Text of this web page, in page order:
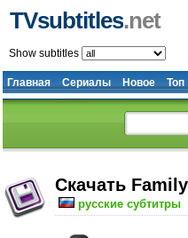
TVsubtitles.net
Главная Сериалы Новое Топ
Show subtitles
Скачать
русские субтитры